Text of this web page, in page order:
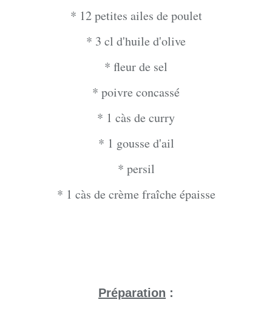
* 12 petites ailes de poulet
* 3 cl d'huile d'olive
* fleur de sel
* poivre concassé
* 1 càs de curry
* 1 gousse d'ail
* persil
* 1 càs de crème fraîche épaisse
Préparation :